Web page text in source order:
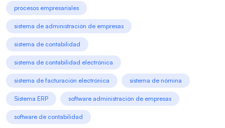
procesos empresariales
sistema de administración de empresas
sistema de contabilidad
sistema de contabilidad electrónica
sistema de facturación electrónica sistema de nómina
Sistema ERP software administración de empresas
software de contabilidad